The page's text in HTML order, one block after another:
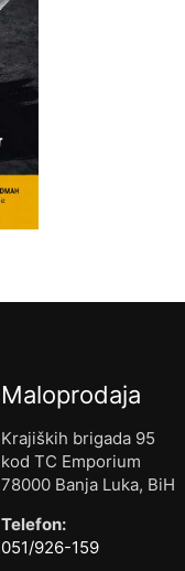
Maloprodaja
Krajiških brigada 95
kod TC Emporium
78000 Banja Luka, BiH
Telefon:
051/926-159